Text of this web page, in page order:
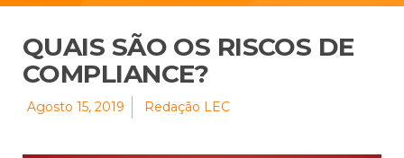
QUAIS SÃO OS RISCOS DE
COMPLIANCE?
Agosto 15, 2019 Redação LEC